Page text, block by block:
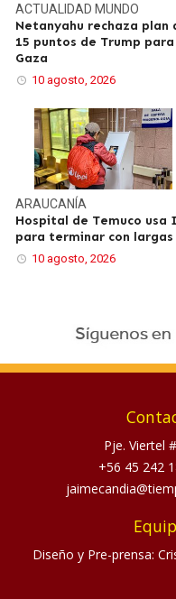
ACTUALIDAD MUNDO
Netanyahu rechaza plan
15 puntos de Trump para
Gaza
10 agosto, 2026
ARAUCANÍA
Hospital de Temuco usa
para terminar con largas
10 agosto, 2026
Pje. Viertel
+56 45 242
Diseño y Pre-prensa: